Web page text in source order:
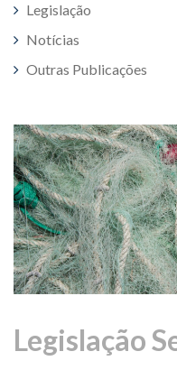
Legislação
Notícias
Outras Publicações
Legislação